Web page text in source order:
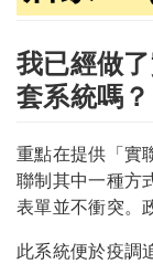
我已經做
套系統嗎？
重點在提供「實
聯制其中一種方
表單並不衝突。
此系統便於疫調